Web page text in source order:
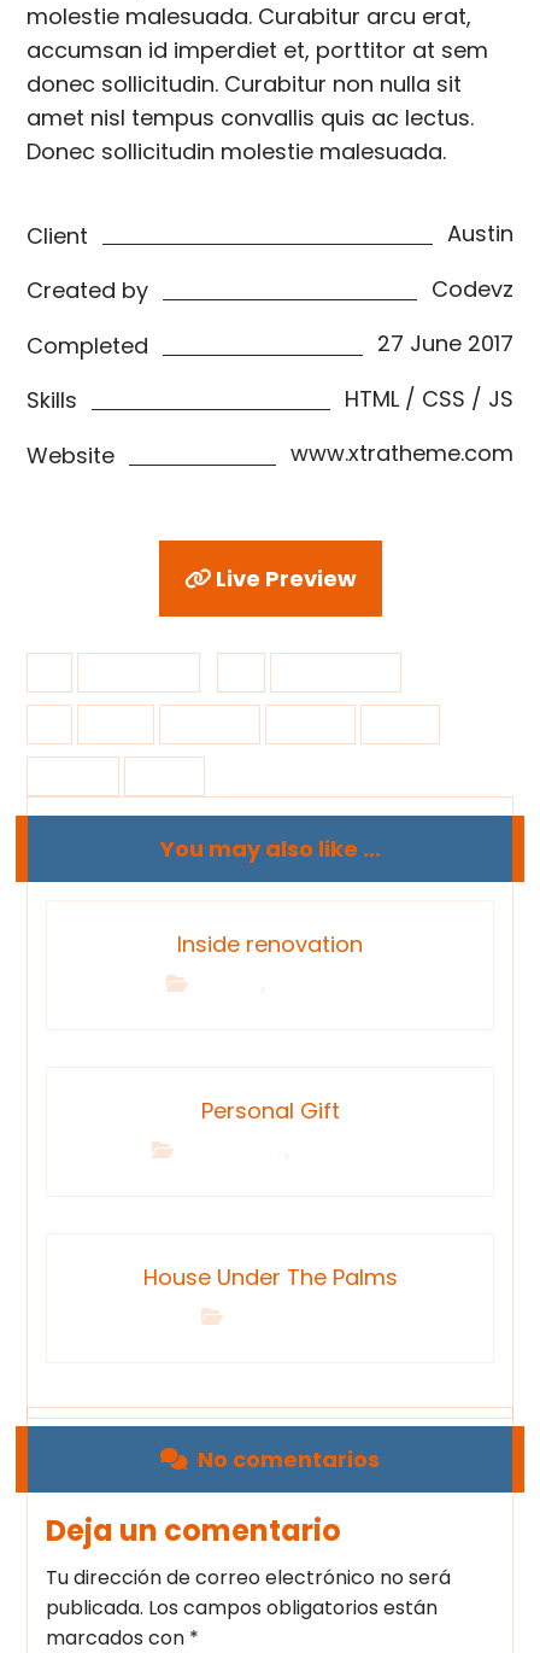
molestie malesuada. Curabitur arcu erat,
accumsan id imperdiet et, porttitor at sem
donec sollicitudin. Curabitur non nulla sit
amet nisl tempus convallis quis ac lectus.
Donec sollicitudin molestie malesuada.
Client
Austin
Created by
Codevz
Completed
27 June 2017
Skills
HTML / CSS / JS
Website
www.xtratheme.com
Live Preview
You may also like ...
Inside renovation
,
Personal Gift
,
House Under The Palms
No comentarios
Deja un comentario
Tu dirección de correo electrónico no será
publicada. Los campos obligatorios están
marcados con *